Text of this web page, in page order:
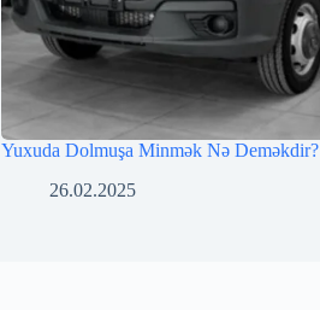
Yuxuda Dolmuşa Minmək Nə Deməkdir?
26.02.2025